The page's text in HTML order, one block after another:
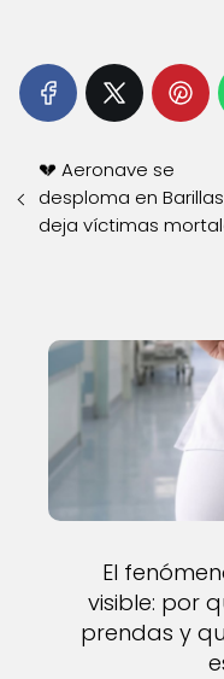
💔 Aeronave se
desploma en
deja víctimas
El
visible: por
prendas y